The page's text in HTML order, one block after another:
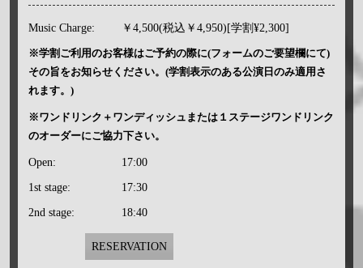
Music Charge: ￥4,500(税込￥4,950)[学割¥2,300]
※学割ご利用のお客様はご予約の際に(フォームのご要望欄にて)
その旨をお知らせください。(学割表示のある公演日のみ適用さ
れます。)
※ワンドリンク＋ワンディッシュまたは１ステージワンドリンク
のオーダーにご協力下さい。
Open: 17:00
1st stage: 17:30
2nd stage: 18:40
RESERVATION